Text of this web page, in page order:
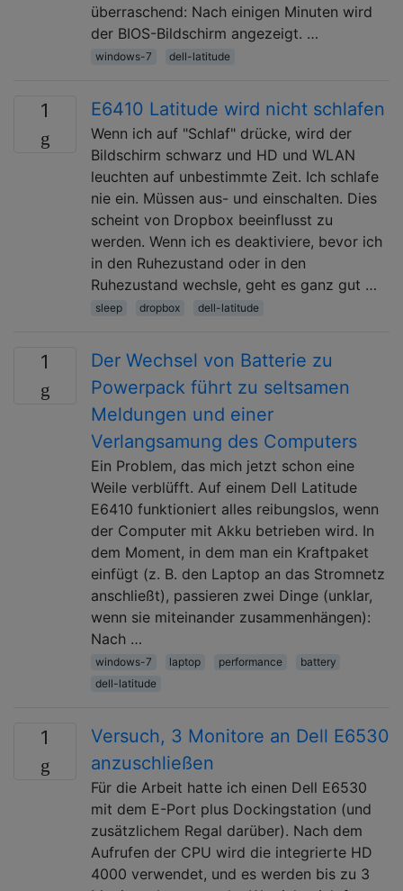
überraschend: Nach einigen Minuten wird
der BIOS-Bildschirm angezeigt. …
windows-7 dell-latitude
1 E6410 Latitude wird nicht schlafen
Wenn ich auf "Schlaf" drücke, wird der
Bildschirm schwarz und HD und WLAN
leuchten auf unbestimmte Zeit. Ich schlafe
nie ein. Müssen aus- und einschalten. Dies
scheint von Dropbox beeinflusst zu
werden. Wenn ich es deaktiviere, bevor ich
in den Ruhezustand oder in den
Ruhezustand wechsle, geht es ganz gut …
sleep dropbox dell-latitude
1
Der Wechsel von Batterie zu
Powerpack führt zu seltsamen
Meldungen und einer
Verlangsamung des Computers
Ein Problem, das mich jetzt schon eine
Weile verblüfft. Auf einem Dell Latitude
E6410 funktioniert alles reibungslos, wenn
der Computer mit Akku betrieben wird. In
dem Moment, in dem man ein Kraftpaket
einfügt (z. B. den Laptop an das Stromnetz
anschließt), passieren zwei Dinge (unklar,
wenn sie miteinander zusammenhängen):
Nach …
windows-7 laptop performance
battery
dell-latitude
1
Versuch, 3 Monitore an Dell E6530
anzuschließen
Für die Arbeit hatte ich einen Dell E6530
mit dem E-Port plus Dockingstation (und
zusätzlichem Regal darüber). Nach dem
Aufrufen der CPU wird die integrierte HD
4000 verwendet, und es werden bis zu 3